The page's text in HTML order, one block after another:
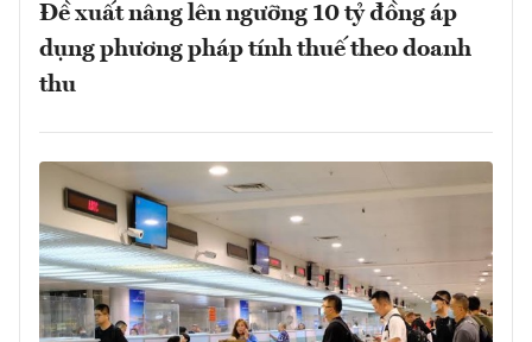
Đề xuất nâng lên ngưỡng 10 tỷ đồng áp
dụng phương pháp tính thuế theo doanh
thu